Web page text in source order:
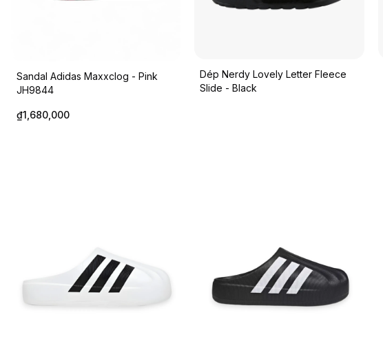
Sandal Adidas Maxxclog - Pink
JH9844
₫1,680,000
Dép Nerdy Lovely Letter Fleece
Slide - Black